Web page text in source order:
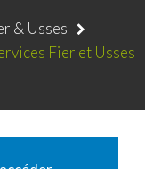
& Usses
Fier et Usses